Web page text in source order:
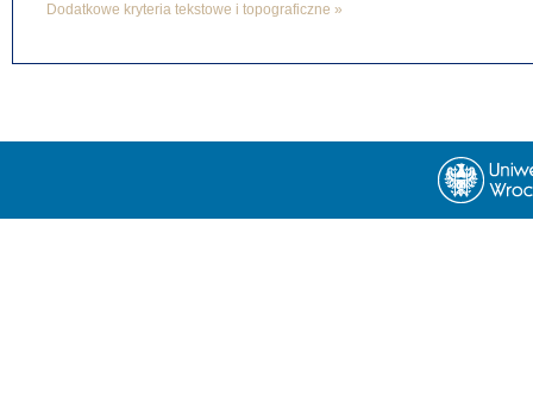
Dodatkowe kryteria tekstowe i topograficzne »